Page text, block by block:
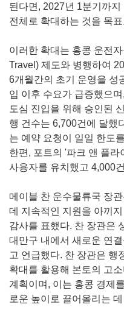
된다면, 2027년 1분기까지
전체로 확대하는 것을 목
이러한 확대는 홍콩 운전
Travel) 제도와 병행하여
6개월간의 초기 운영을 성
입 이후 수요가 급증했으
도심 진입을 위해 승인된
행 건수는 6,700건에 달했
는 예약 요청이 일일 한도
한편, 포트의 '파크 앤 플
사용자를 유치했고 4,000
메이블 찬 운수물류국 장
데 지속적인 지원을 아끼
감사를 표했다. 찬 장관은
대만구 내에서 새로운 연
고 언급했다. 찬 장관은 행
확대를 활용해 본토의 고
계획이며, 이는 홍콩 경제
로운 높이로 끌어올리는